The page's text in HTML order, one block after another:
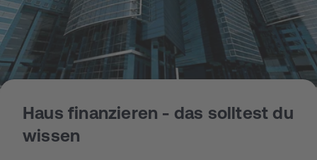
Haus finanzieren - das solltest du
wissen